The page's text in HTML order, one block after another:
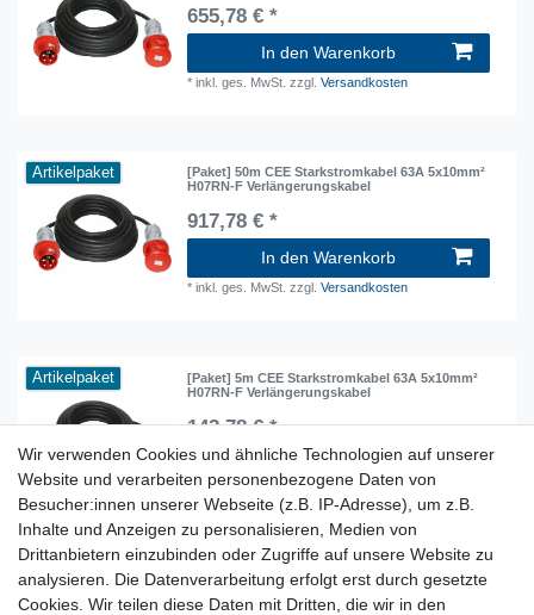
655,78 € *
In den Warenkorb
*inkl. ges. MwSt. zzgl.Versandkosten
Artikelpaket
[Paket] 50m CEE Starkstromkabel 63A 5x10mm²
H07RN-F Verlängerungskabel
917,78 € *
In den Warenkorb
*inkl. ges. MwSt. zzgl.Versandkosten
Artikelpaket
[Paket] 5m CEE Starkstromkabel 63A 5x10mm²
H07RN-F Verlängerungskabel
142,78 € *
In den Warenkorb
inkl. ges. MwSt. zzgl.Versandkosten
Lieferzeit etwa 1 bis 3 Werktage
Wir verwenden Cookies und ähnliche Technologien auf unserer
Website und verarbeiten personenbezogene Daten von
Besucher:innen unserer Webseite (z.B. IP-Adresse), um z.B.
Inhalte und Anzeigen zu personalisieren, Medien von
Drittanbietern einzubinden oder Zugriffe auf unsere Website zu
analysieren. Die Datenverarbeitung erfolgt erst durch gesetzte
Cookies. Wir teilen diese Daten mit Dritten, die wir in den